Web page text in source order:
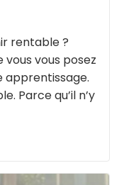
rentable ?
vous vous posez
apprentissage.
Parce qu’il n’y